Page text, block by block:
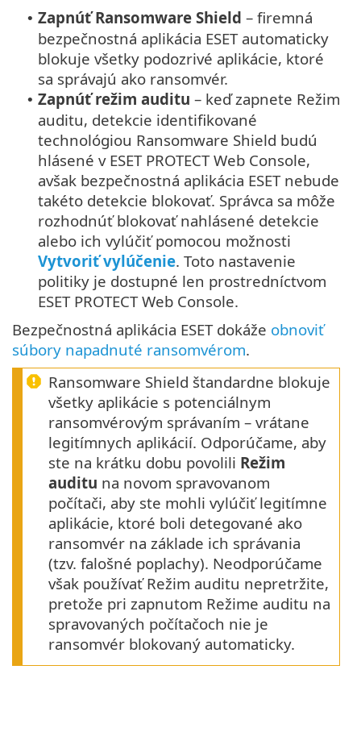
• Zapnúť Ransomware Shield – firemná
bezpečnostná aplikácia ESET automaticky
blokuje všetky podozrivé aplikácie, ktoré
sa správajú ako ransomvér.
• Zapnúť režim auditu – keď zapnete Režim
auditu, detekcie identifikované
technológiou Ransomware Shield budú
hlásené v ESET PROTECT Web Console,
avšak bezpečnostná aplikácia ESET nebude
takéto detekcie blokovať. Správca sa môže
rozhodnúť blokovať nahlásené detekcie
alebo ich vylúčiť pomocou možnosti
Vytvoriť vylúčenie. Toto nastavenie
politiky je dostupné len prostredníctvom
ESET PROTECT Web Console.
Bezpečnostná aplikácia ESET dokáže obnoviť
súbory napadnuté ransomvérom.
Ransomware Shield štandardne blokuje
všetky aplikácie s potenciálnym
ransomvérovým správaním – vrátane
legitímnych aplikácií. Odporúčame, aby
ste na krátku dobu povolili Režim
auditu na novom spravovanom
počítači, aby ste mohli vylúčiť legitímne
aplikácie, ktoré boli detegované ako
ransomvér na základe ich správania
(tzv. falošné poplachy). Neodporúčame
však používať Režim auditu nepretržite,
pretože pri zapnutom Režime auditu na
spravovaných počítačoch nie je
ransomvér blokovaný automaticky.